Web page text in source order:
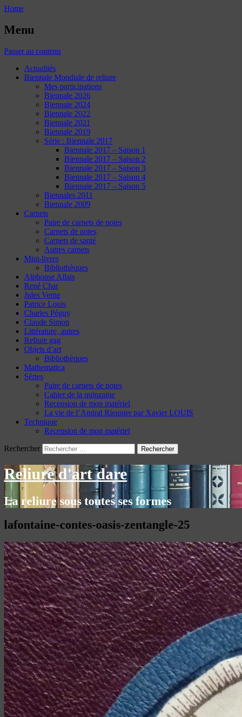
Home
Menu
Passer au contenu
Actualités
Biennale Mondiale de reliure
Mes participations
Biennale 2026
Biennale 2024
Biennale 2022
Biennale 2021
Biennale 2019
Série : Biennale 2017
Biennale 2017 – Saison 1
Biennale 2017 – Saison 2
Biennale 2017 – Saison 3
Biennale 2017 – Saison 4
Biennale 2017 – Saison 5
Biennales 2011
Biennale 2009
Carnets
Paire de carnets de notes
Carnets de notes
Carnets de santé
Autres carnets
Mini-livres
Bibliothèques
Alphonse Allais
René Char
Jules Verne
Patrice Louis
Charles Péguy
Claude Simon
Littérature, autres
Reliure gag
Objets d’art
Bibliothèques
Mathematica
Séries
Paire de carnets de notes
Cahier de la quinzaine
Recension de mon matériel
La vie de l’Amiral Rieunier par Xavier LOUIS
Technique
Recension de mon matériel
Rechercher
Reliure d'art dare
La reliure sous toutes ses formes
lafontaine-contes-oasis-zentangle-25